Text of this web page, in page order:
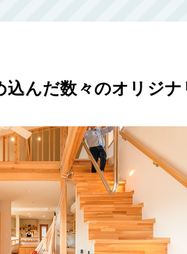
込んだ数々のオリジ